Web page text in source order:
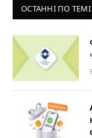
ОСТАННІ ПО ТЕМІ